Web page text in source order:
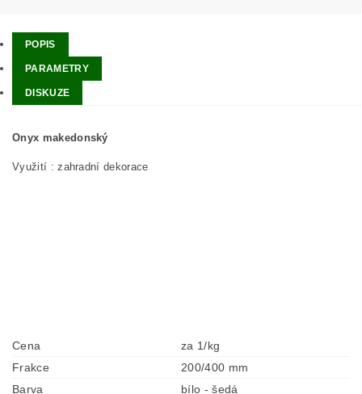
POPIS
PARAMETRY
DISKUZE
Onyx makedonský
Využití : zahradní dekorace
Cena
za 1/kg
Frakce
200/400 mm
Barva
bílo - šedá